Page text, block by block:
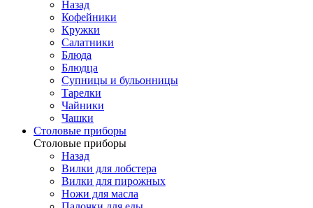
Назад
Кофейники
Кружки
Салатники
Блюда
Блюдца
Супницы и бульонницы
Тарелки
Чайники
Чашки
Cтоловые приборы
Cтоловые приборы
Назад
Вилки для лобстера
Вилки для пирожных
Ножи для масла